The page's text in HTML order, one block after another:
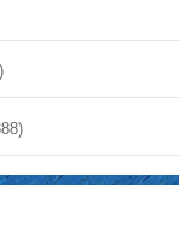
(17)
(141)